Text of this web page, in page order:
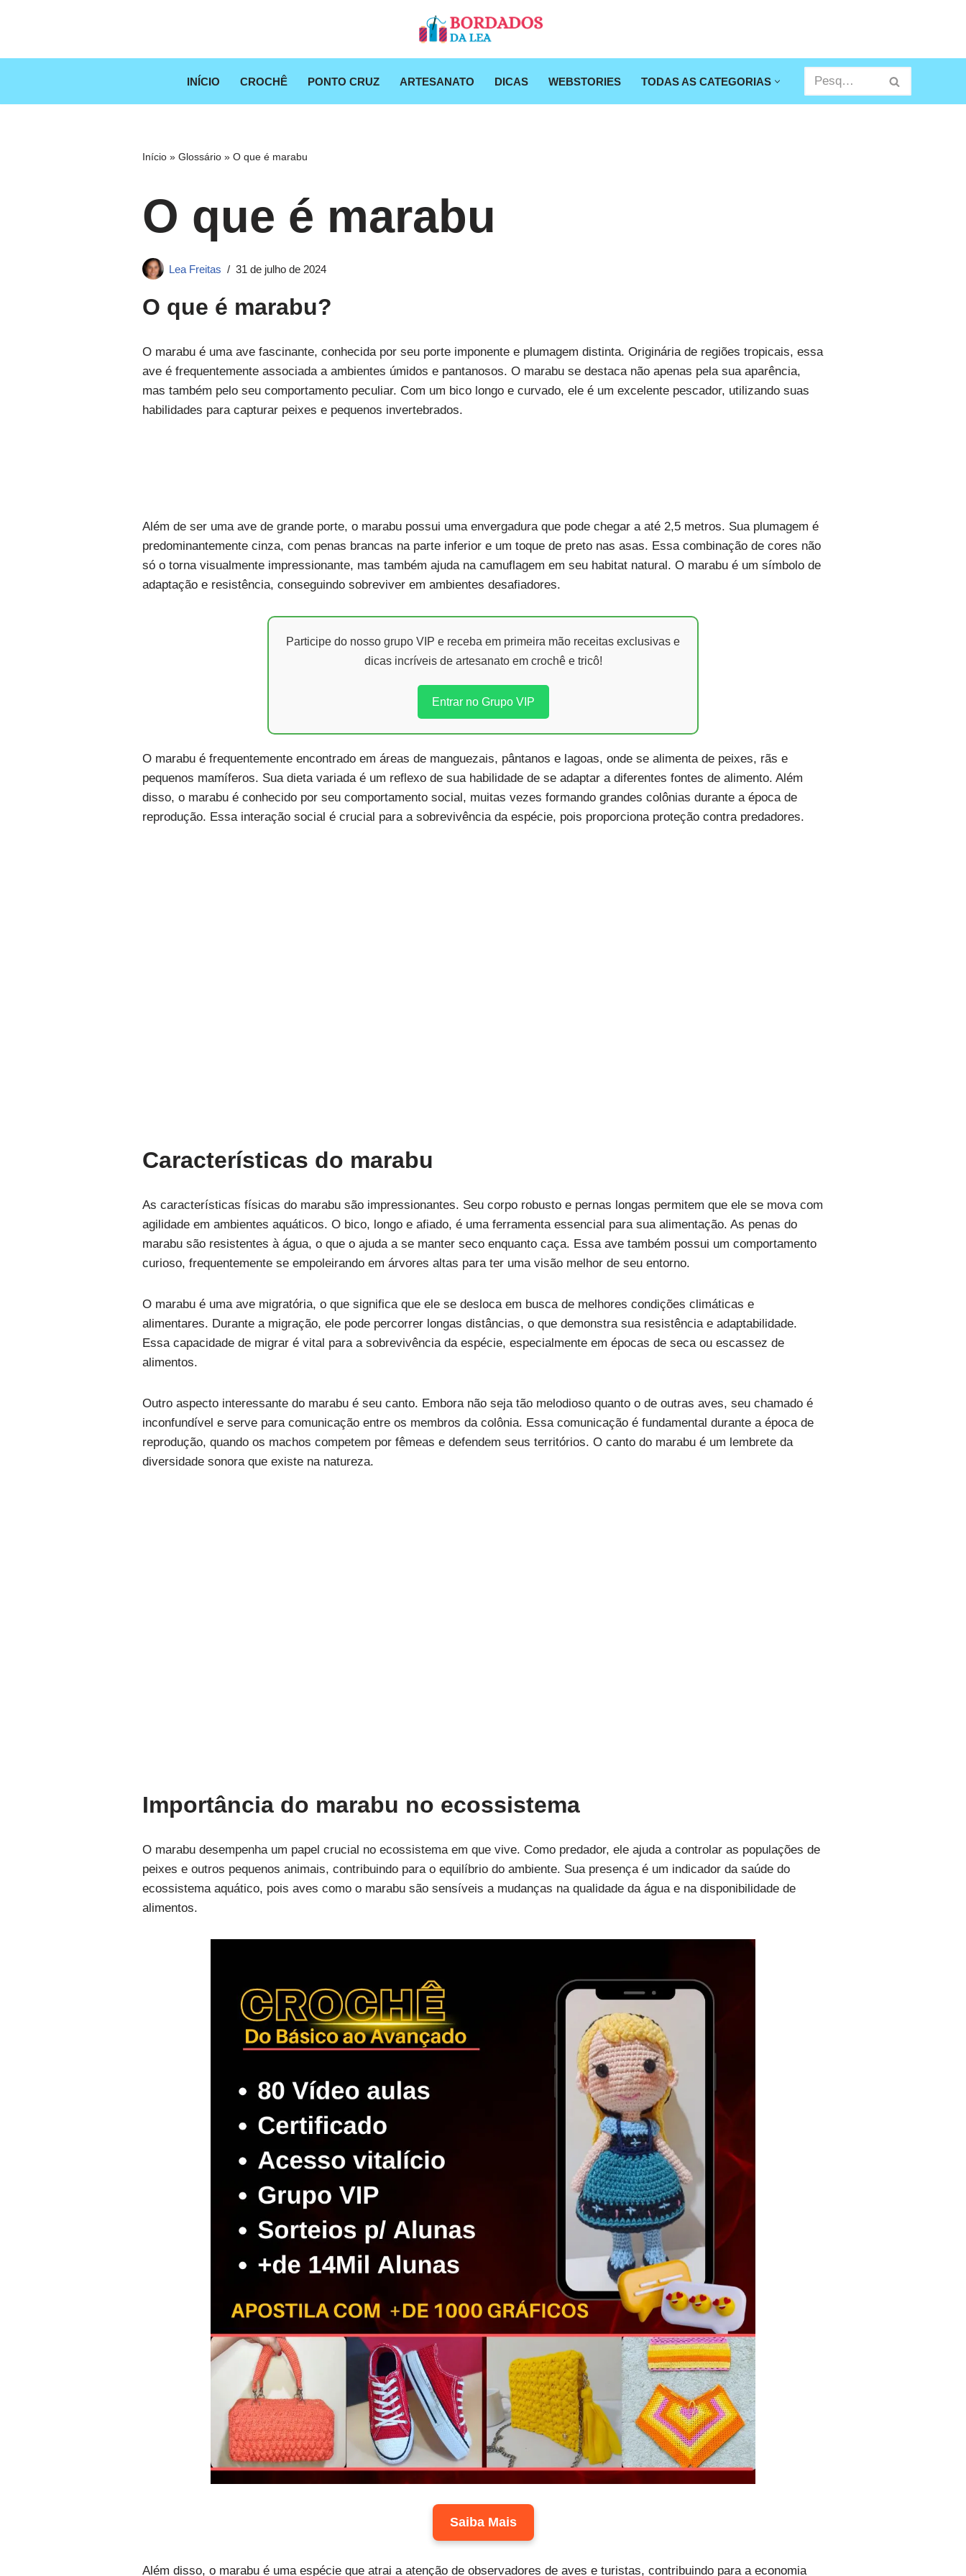
para
INÍCIO CROCHÊ PONTO CRUZ ARTESANATO DICAS WEBSTORIES TODAS AS CATEGORIAS
Início »Glossário »O que é marabu
O que é marabu
Lea Freitas 31 de julho de 2024
O que é marabu?
O marabu é uma ave fascinante, conhecida por seu porte imponente e plumagem distinta. Originária de regiões tropicais, essa
ave é frequentemente associada a ambientes úmidos e pantanosos. O marabu se destaca não apenas pela sua aparência,
mas também pelo seu comportamento peculiar. Com um bico longo e curvado, ele é um excelente pescador, utilizando suas
habilidades para capturar peixes e pequenos invertebrados.
Além de ser uma ave de grande porte, o marabu possui uma envergadura que pode chegar a até 2,5 metros. Sua plumagem é
predominantemente cinza, com penas brancas na parte inferior e um toque de preto nas asas. Essa combinação de cores não
só o torna visualmente impressionante, mas também ajuda na camuflagem em seu habitat natural. O marabu é um símbolo de
adaptação e resistência, conseguindo sobreviver em ambientes desafiadores.
Participe do nosso grupo VIP e receba em primeira mão receitas exclusivas e
dicas incríveis de artesanato em crochê e tricô!
Entrar no Grupo VIP
O marabu é frequentemente encontrado em áreas de manguezais, pântanos e lagoas, onde se alimenta de peixes, rãs e
pequenos mamíferos. Sua dieta variada é um reflexo de sua habilidade de se adaptar a diferentes fontes de alimento. Além
disso, o marabu é conhecido por seu comportamento social, muitas vezes formando grandes colônias durante a época de
reprodução. Essa interação social é crucial para a sobrevivência da espécie, pois proporciona proteção contra predadores.
Características do marabu
As características físicas do marabu são impressionantes. Seu corpo robusto e pernas longas permitem que ele se mova com
agilidade em ambientes aquáticos. O bico, longo e afiado, é uma ferramenta essencial para sua alimentação. As penas do
marabu são resistentes à água, o que o ajuda a se manter seco enquanto caça. Essa ave também possui um comportamento
curioso, frequentemente se empoleirando em árvores altas para ter uma visão melhor de seu entorno.
O marabu é uma ave migratória, o que significa que ele se desloca em busca de melhores condições climáticas e
alimentares. Durante a migração, ele pode percorrer longas distâncias, o que demonstra sua resistência e adaptabilidade.
Essa capacidade de migrar é vital para a sobrevivência da espécie, especialmente em épocas de seca ou escassez de
alimentos.
Outro aspecto interessante do marabu é seu canto. Embora não seja tão melodioso quanto o de outras aves, seu chamado é
inconfundível e serve para comunicação entre os membros da colônia. Essa comunicação é fundamental durante a época de
reprodução, quando os machos competem por fêmeas e defendem seus territórios. O canto do marabu é um lembrete da
diversidade sonora que existe na natureza.
Importância do marabu no ecossistema
O marabu desempenha um papel crucial no ecossistema em que vive. Como predador, ele ajuda a controlar as populações de
peixes e outros pequenos animais, contribuindo para o equilíbrio do ambiente. Sua presença é um indicador da saúde do
ecossistema aquático, pois aves como o marabu são sensíveis a mudanças na qualidade da água e na disponibilidade de
alimentos.
Saiba Mais
Além disso, o marabu é uma espécie que atrai a atenção de observadores de aves e turistas, contribuindo para a economia